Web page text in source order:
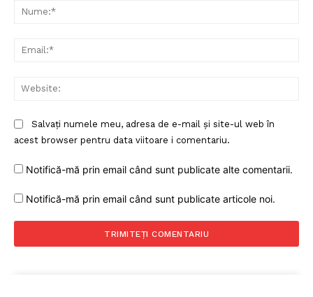
Salvați numele meu, adresa de e-mail și site-ul web în
acest browser pentru data viitoare i comentariu.
Notifică-mă prin email când sunt publicate alte comentarii.
Notifică-mă prin email când sunt publicate articole noi.